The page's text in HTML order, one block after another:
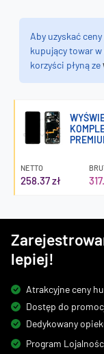
Aby uzyskać
kupujący towar
korzyści płyną ze
NETTO
258.37 zł
lepiej!
Atrakcyjne ceny
Dostęp do
Dedykowany
Program